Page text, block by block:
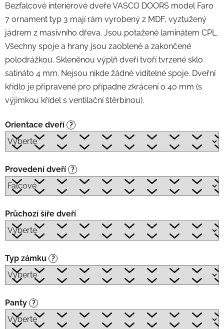
Bezfalcové interiérové dveře VASCO DOORS model Faro
7 ornament typ 3 mají rám vyrobený z MDF, vyztužený
jádrem z masivního dřeva. Jsou potažené laminátem CPL.
Všechny spoje a hrany jsou zaoblené a zakončené
polodrážkou. Skleněnou výplň dveří tvoří tvrzené sklo
satináto 4 mm. Nejsou nikde žádné viditelné spoje. Dveřní
křídlo je připravené pro případné zkrácení o 40 mm (s
výjimkou křídel s ventilační štěrbinou).
Orientace dveří ?
Provedení dveří ?
Průchozí šíře dveří
Typ zámku ?
Panty ?